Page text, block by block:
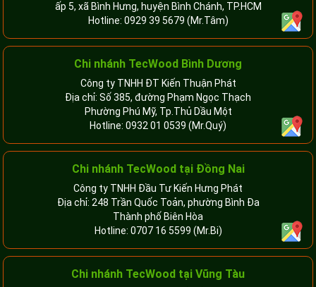
ấp 5, xã Bình Hưng, huyện Bình Chánh, TP.HCM
Hotline: 0929 39 5679 (Mr.Tâm)
Chi nhánh TecWood Bình Dương
Công ty TNHH ĐT Kiến Thuận Phát
Địa chỉ: Số 385, đường Phạm Ngọc Thạch
Phường Phú Mỹ, Tp.Thủ Dầu Một
Hotline: 0932 01 0539 (Mr.Quý)
Chi nhánh TecWood tại Đồng Nai
Công ty TNHH Đầu Tư Kiến Hưng Phát
Địa chỉ: 248 Trần Quốc Toản, phường Bình Đa
Thành phố Biên Hòa
Hotline: 0707 16 5599 (Mr.Bi)
Chi nhánh TecWood tại Vũng Tàu